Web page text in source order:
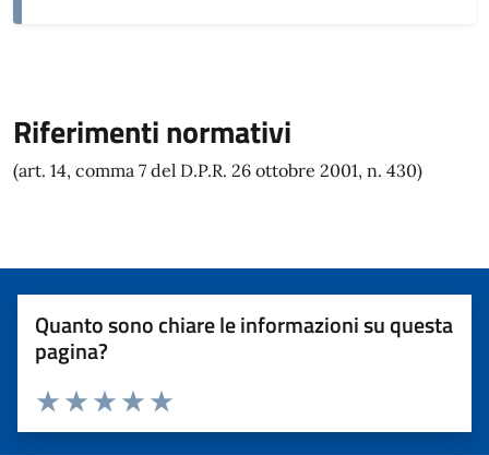
Riferimenti normativi
(art. 14, comma 7 del D.P.R. 26 ottobre 2001, n. 430)
Quanto sono chiare le informazioni su questa
pagina?
Valuta 5 stelle su 5
Valuta 4 stelle su 5
Valuta 3 stelle su 5
Valuta 2 stelle su 5
Valuta 1 stelle su 5